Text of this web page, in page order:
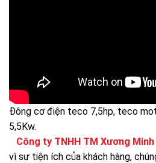
Đông cơ điện teco 7,5hp, teco
5,5Kw.
Công ty TNHH TM Xương Minh
vì sự tiện ích của khách hàng,